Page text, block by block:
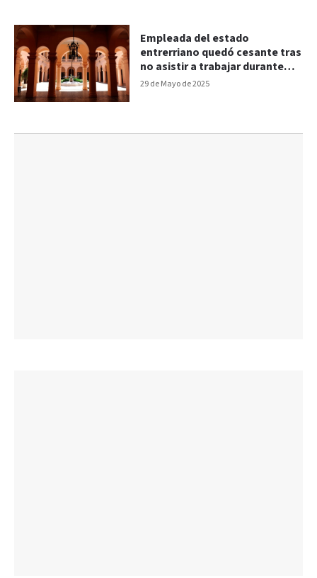
29 de Mayo de 2025
Empleada del estado
entrerriano quedó cesante tras
no asistir a trabajar durante
más de un año